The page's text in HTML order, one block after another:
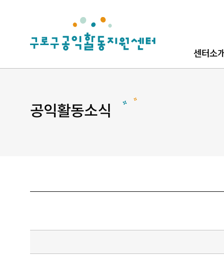
센터소개
공익활동소식